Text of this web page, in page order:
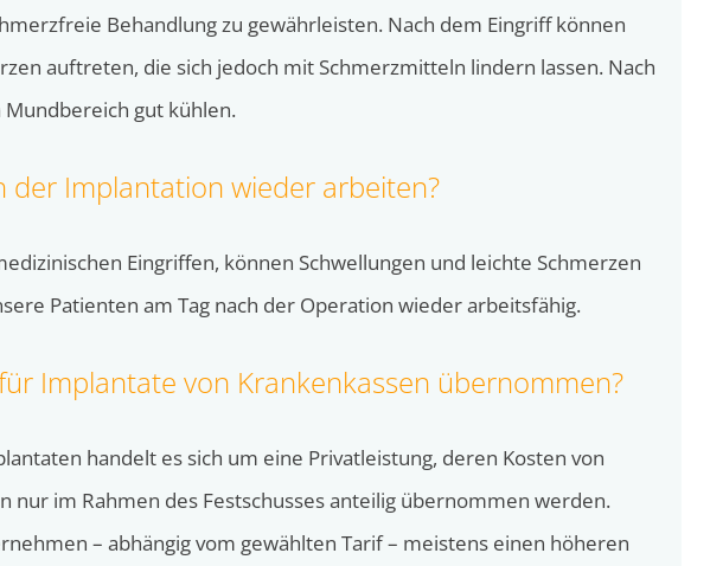
Behandlung zu gewährleisten. Nach dem Eingriff können
auftreten, die sich jedoch mit Schmerzmitteln lindern lassen. Nach
gut kühlen.
der Implantation wieder arbeiten?
Eingriffen, können Schwellungen und leichte Schmerzen
Patienten am Tag nach der Operation wieder arbeitsfähig.
Implantate von Krankenkassen übernommen?
handelt es sich um eine Privatleistung, deren Kosten von
nur im Rahmen des Festschusses anteilig übernommen werden.
– abhängig vom gewählten Tarif – meistens einen höheren